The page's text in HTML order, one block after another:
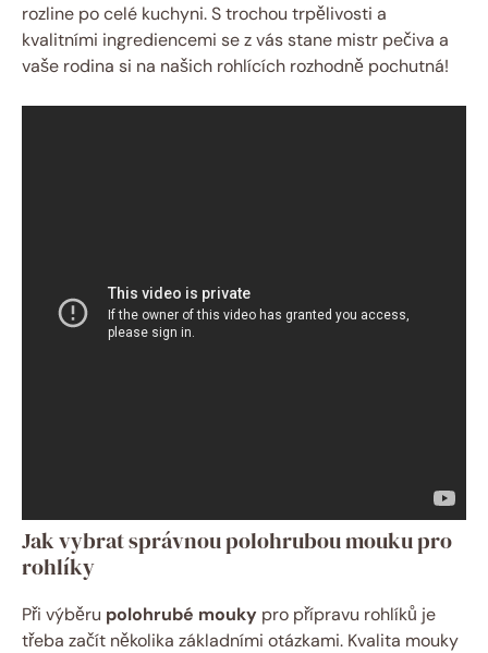
rozline po celé kuchyni. S trochou trpělivosti a
kvalitními ingrediencemi se z vás stane mistr pečiva a
vaše rodina si na našich rohlících rozhodně pochutná!
Jak vybrat správnou polohrubou mouku pro
rohlíky
Při výběru polohrubé mouky pro přípravu rohlíků je
třeba začít několika základními otázkami. Kvalita mouky